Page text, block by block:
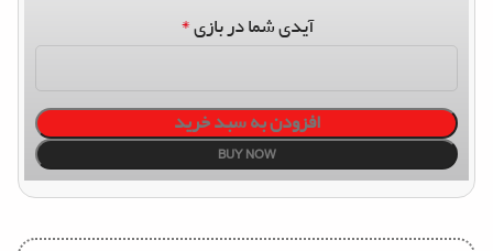
آیدی شما در بازی*
افزودن به سبد خرید
BUY NOW